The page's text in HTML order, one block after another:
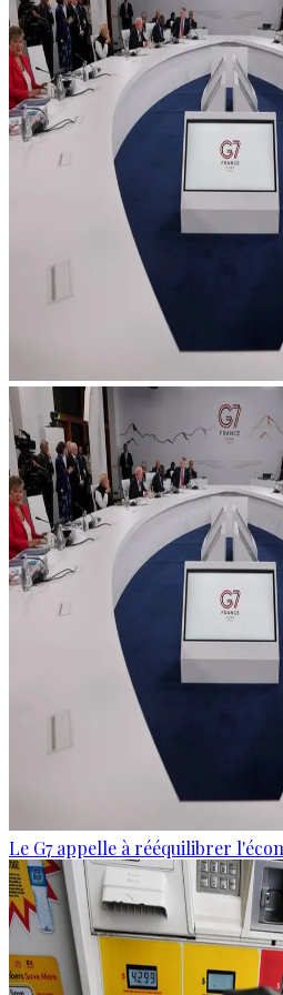
Le G7 appelle à rééquilibrer